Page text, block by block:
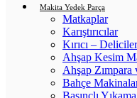
Makita Yedek Parça
Matkaplar
Karıştırıcılar
Kırıcı – Deliciler
Ahşap Kesim
Ahşap Zımpara
Bahçe
Basınçlı